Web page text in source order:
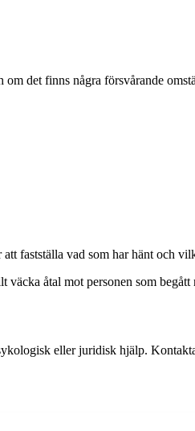
det finns några försvårande
fastställa vad som har hänt och
åtal mot personen som begått
eller juridisk hjälp.